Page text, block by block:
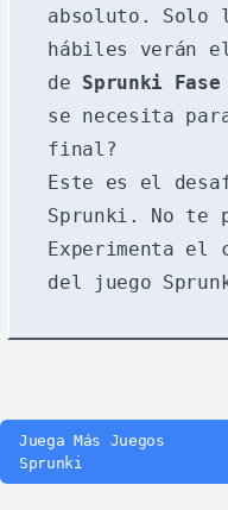
absoluto. Solo
hábiles verán
de Sprunki Fase
se necesita
final?
Este es el
Sprunki. No te
Experimenta el
del juego
Juega Más Juegos
Sprunki